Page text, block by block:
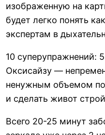
изображенную на
будет легко понять
экспертам в
10 суперупражнений:
Оксисайзу —
ненужным объемом
и сделать живот
Всего 20-25 минут